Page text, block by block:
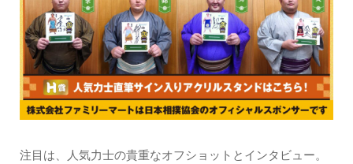
注目は、人気力士の貴重なオフショットとインタビュー。